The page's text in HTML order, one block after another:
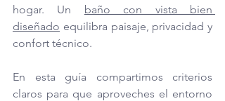
hogar. Un baño con vista bien
diseñado equilibra paisaje, privacidad y
confort técnico.
En esta guía compartimos criterios
claros para que aproveches el entorno